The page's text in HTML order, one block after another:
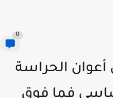
الحراسة
فما فوق